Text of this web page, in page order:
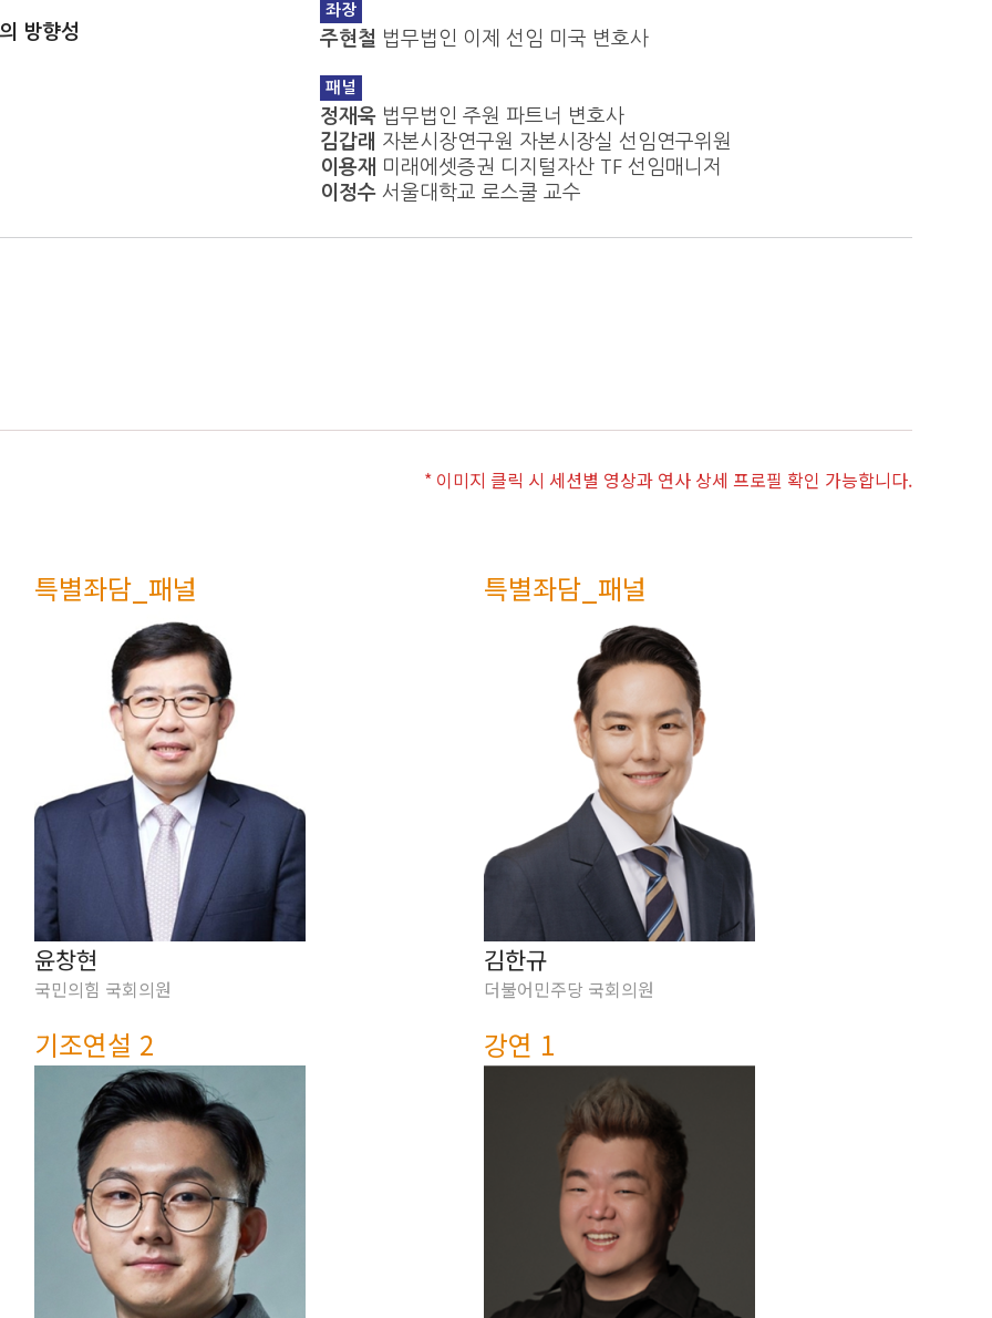
방향성
좌장
주현철 법무법인 이제 선임 미국 변호사
패널
정재욱 법무법인 주원 파트너 변호사
김갑래 자본시장연구원 자본시장실 선임연구위원
이용재 미래에셋증권 디지털자산 TF 선임매니저
이정수 서울대학교 로스쿨 교수
* 이미지 클릭 시 세션별 영상과 연사 상세 프로필 확인 가능합니다.
특별좌담_패널
윤창현
국민의힘 국회의원
특별좌담_패널
김한규
더불어민주당 국회의원
기조연설 2 강연 1